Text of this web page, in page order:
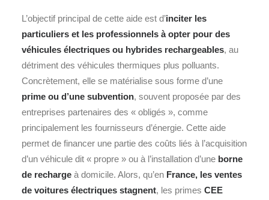
L’objectif principal de cette aide est d’inciter les
particuliers et les professionnels à opter pour des
véhicules électriques ou hybrides rechargeables, au
détriment des véhicules thermiques plus polluants.
Concrètement, elle se matérialise sous forme d’une
prime ou d’une subvention, souvent proposée par des
entreprises partenaires des « obligés », comme
principalement les fournisseurs d’énergie. Cette aide
permet de financer une partie des coûts liés à l’acquisition
d’un véhicule dit « propre » ou à l’installation d’une borne
de recharge à domicile. Alors, qu’en France, les ventes
de voitures électriques stagnent, les primes CEE